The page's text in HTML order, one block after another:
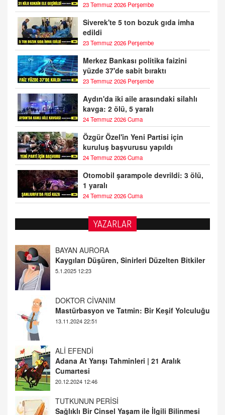
23 Temmuz 2026 Perşembe
Siverek'te 5 ton bozuk gıda imha
edildi
23 Temmuz 2026 Perşembe
Merkez Bankası politika faizini
yüzde 37'de sabit bıraktı
23 Temmuz 2026 Perşembe
Aydın'da iki aile arasındaki silahlı
kavga: 2 ölü, 5 yaralı
24 Temmuz 2026 Cuma
Özgür Özel'in Yeni Partisi için
kuruluş başvurusu yapıldı
24 Temmuz 2026 Cuma
Otomobil şarampole devrildi: 3 ölü,
1 yaralı
24 Temmuz 2026 Cuma
YAZARLAR
BAYAN AURORA
Kaygıları Düşüren, Sinirleri Düzelten Bitkiler
DOKTOR CİVANIM
ALİ EFENDİ
20.12.2024 12:46
TUTKUNUN PERİSİ
Sağlıklı Bir Cinsel Yaşam ile İlgili Bilinmesi
08.11.2024 13:16